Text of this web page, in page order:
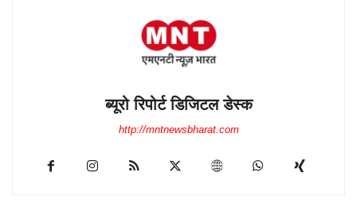
ब्यूरो रिपोर्ट डिजिटल डेस्क
http://mntnewsbharat.com